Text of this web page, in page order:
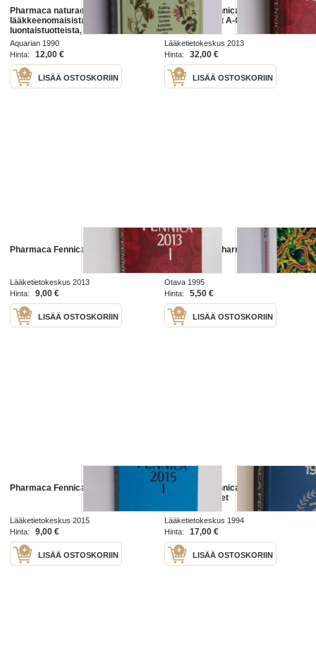
Pharmaca naturae : käsikirja
lääkkeenomaisista
luontaistuotteista, vitamiineista
sekä hivenaineista
Aquarian 1990
Hinta:
12,00 €
LISÄÄ OSTOSKORIIN
Pharmaca Fennica 2013, II -
Tuoteselosteet A-G
Lääketietokeskus 2013
Hinta:
32,00 €
LISÄÄ OSTOSKORIIN
Pharmaca Fennica 2013 1
Lääketietokeskus 2013
Hinta:
9,00 €
LISÄÄ OSTOSKORIIN
Lääkeopas : Pharmaca Fennica
Otava 1995
Hinta:
5,50 €
LISÄÄ OSTOSKORIIN
Pharmaca Fennica 2015 1
Lääketietokeskus 2015
Hinta:
9,00 €
LISÄÄ OSTOSKORIIN
Pharmaca Fennica 1995 :
lääkevalmisteet
Lääketietokeskus 1994
Hinta:
17,00 €
LISÄÄ OSTOSKORIIN